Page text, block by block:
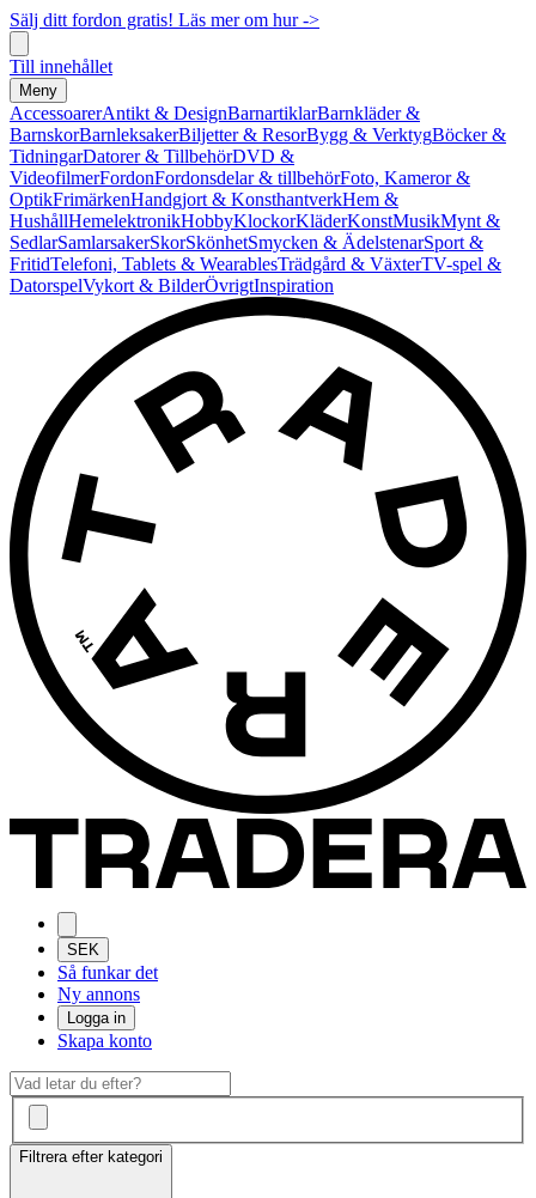
Sälj ditt fordon gratis! Läs mer om hur ->
Till innehållet
Meny
AccessoarerAntikt & DesignBarnartiklarBarnkläder &
BarnskorBarnleksakerBiljetter & ResorBygg & VerktygBöcker &
TidningarDatorer & TillbehörDVD &
VideofilmerFordonFordonsdelar & tillbehörFoto, Kameror &
OptikFrimärkenHandgjort & KonsthantverkHem &
HushållHemelektronikHobbyKlockorKläderKonstMusikMynt &
SedlarSamlarsakerSkorSkönhetSmycken & ÄdelstenarSport &
FritidTelefoni, Tablets & WearablesTrädgård & VäxterTV-spel &
DatorspelVykort & BilderÖvrigtInspiration
SEK
Så funkar det
Ny annons
Logga in
Skapa konto
Filtrera efter kategori